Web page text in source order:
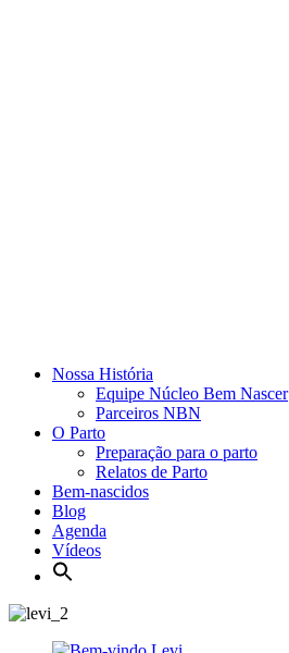
Nossa História
Equipe Núcleo Bem Nascer
Parceiros NBN
O Parto
Preparação para o parto
Relatos de Parto
Bem-nascidos
Blog
Agenda
Vídeos